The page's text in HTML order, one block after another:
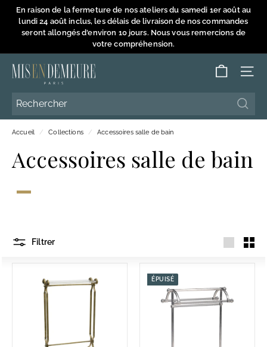
Passer
Diaporama
Pause
En raison de la fermeture de nos ateliers du samedi 1er août au
lundi 24 août inclus, les délais de livraison de nos commandes
seront allongés d'environ 10 jours. Nous vous remercions de
votre compréhension.
M
s
e
n
D
e
m
r
Accueil / Collections / Accessoires salle de bain
Accessoires salle de bain
Filtrer
ÉPUISÉ